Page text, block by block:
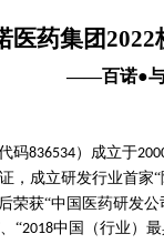
医药集团2022
——百诺●
码836534）成立于
，成立研发行业首家
获“中国医药研发
“2018中国（行业）